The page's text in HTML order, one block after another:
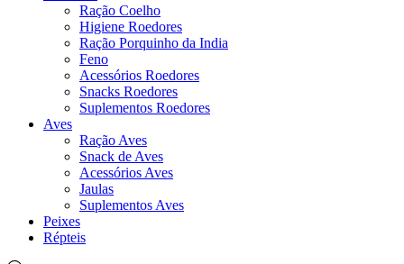
Ração Coelho
Higiene Roedores
Ração Porquinho da India
Feno
Acessórios Roedores
Snacks Roedores
Suplementos Roedores
Aves
Ração Aves
Snack de Aves
Acessórios Aves
Jaulas
Suplementos Aves
Peixes
Répteis